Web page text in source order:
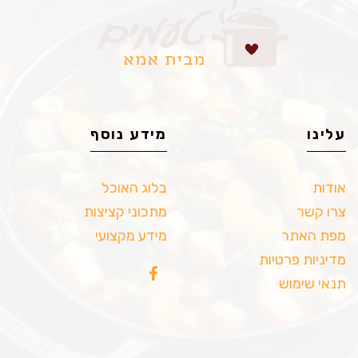
עלינו
אודות
צרו קשר
מפת האתר
מדיניות פרטיות
תנאי שימוש
מידע נוסף
בלוג האוכל
מתכוני קציצות
מידע מקצועי